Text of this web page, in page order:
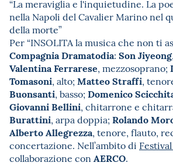
“La meraviglia e l'inquietudine. La
nella Napoli del Cavalier Marino nel
della morte”
Per “INSOLITA la musica che non ti
Compagnia Dramatodia: Son Jiyeong
Valentina Ferrarese, mezzosoprano;
Tomasoni, alto; Matteo Straffi,
Buonsanti, basso; Domenico
Giovanni Bellini, chitarrone e
Burattini, arpa doppia; Rolando
Alberto Allegrezza, tenore, flauto,
concertazione. Nell’ambito di
collaborazione con AERCO.